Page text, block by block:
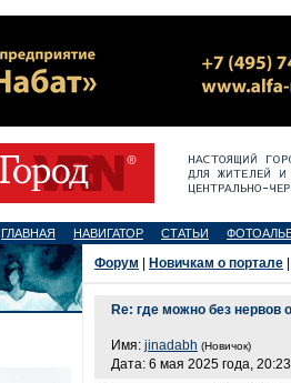
ГЛАВНАЯ НАВИГАТОР СТАТЬИ
Форум Новичкам о портале
Re: где можно без нервов
Имя: jinadabh (Новичок)
Дата: 6 мая 2025 года, 20:23